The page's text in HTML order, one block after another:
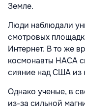
Земле.
Люди наблюдали
смотровых
Интернет. В то же
космонавты НАСА
сияние над США из
Однако ученые, в
из-за сильной